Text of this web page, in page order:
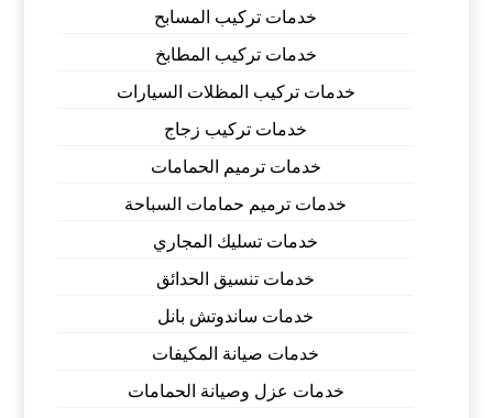
خدمات تركيب المسابح
خدمات تركيب المطابخ
خدمات تركيب المظلات السيارات
خدمات تركيب زجاج
خدمات ترميم الحمامات
خدمات ترميم حمامات السباحة
خدمات تسليك المجاري
خدمات تنسيق الحدائق
خدمات ساندوتش بانل
خدمات صيانة المكيفات
خدمات عزل وصيانة الحمامات